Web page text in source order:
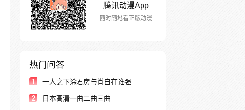
腾讯动漫App
随时随地看正版动漫
热门问答
1 一人之下涂君房与肖自在谁强
2 日本高清一曲二曲三曲